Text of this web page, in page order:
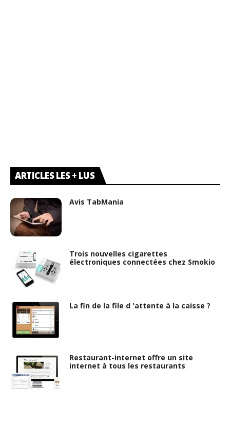
ARTICLES LES + LUS
Avis TabMania
Trois nouvelles cigarettes
électroniques connectées chez Smokio
La fin de la file d 'attente à la caisse ?
Restaurant-internet offre un site
internet à tous les restaurants